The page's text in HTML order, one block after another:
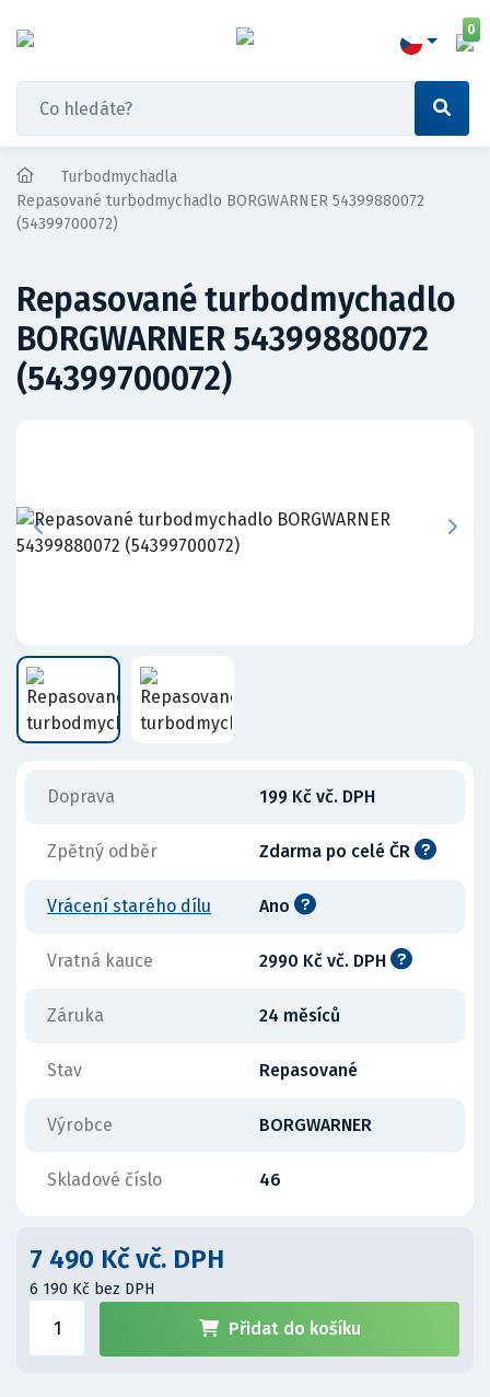
0
Turbodmychadla
Repasované turbodmychadlo BORGWARNER 54399880072
(54399700072)
Repasované turbodmychadlo
BORGWARNER 54399880072
(54399700072)
Doprava 199 Kč vč. DPH
Zpětný odběr Zdarma po celé ČR
Vrácení starého dílu Ano
Vratná kauce 2990 Kč vč. DPH
Záruka 24 měsíců
Stav Repasované
Výrobce BORGWARNER
Skladové číslo 46
7 490 Kč vč. DPH
6 190 Kč bez DPH
Přidat do košíku